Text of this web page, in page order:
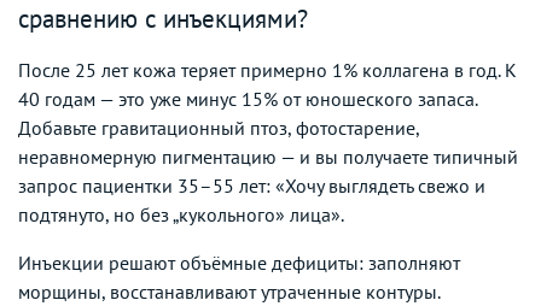
сравнению с инъекциями?
После 25 лет кожа теряет примерно 1% коллагена в год. К
40 годам — это уже минус 15% от юношеского запаса.
Добавьте гравитационный птоз, фотостарение,
неравномерную пигментацию — и вы получаете типичный
запрос пациентки 35–55 лет: «Хочу выглядеть свежо и
подтянуто, но без „кукольного» лица».
Инъекции решают объёмные дефициты: заполняют
морщины, восстанавливают утраченные контуры.